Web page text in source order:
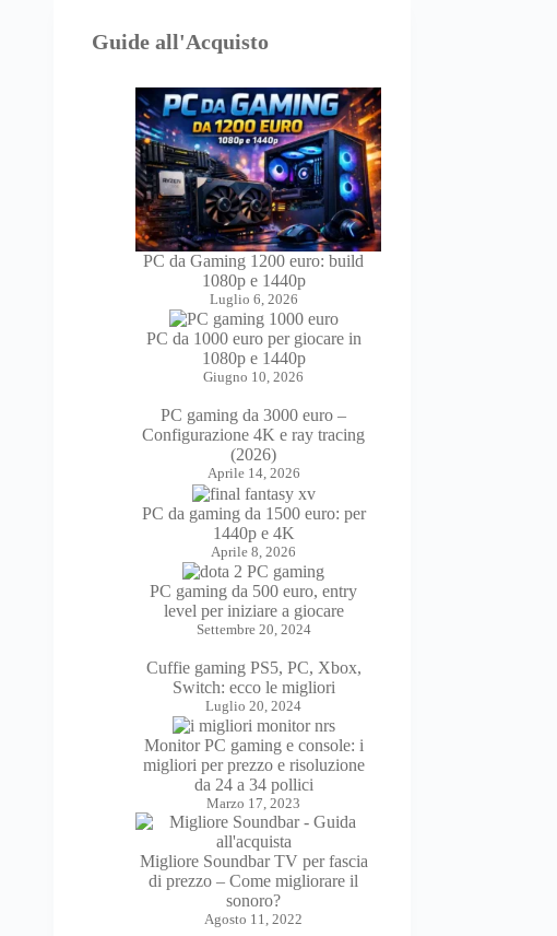
Guide all'Acquisto
PC da Gaming 1200 euro: build
1080p e 1440p
Luglio 6, 2026
PC da 1000 euro per giocare in
1080p e 1440p
Giugno 10, 2026
PC gaming da 3000 euro –
Configurazione 4K e ray tracing
(2026)
Aprile 14, 2026
PC da gaming da 1500 euro: per
1440p e 4K
Aprile 8, 2026
PC gaming da 500 euro, entry
level per iniziare a giocare
Settembre 20, 2024
Cuffie gaming PS5, PC, Xbox,
Switch: ecco le migliori
Luglio 20, 2024
Monitor PC gaming e console: i
migliori per prezzo e risoluzione
da 24 a 34 pollici
Marzo 17, 2023
Migliore Soundbar TV per fascia
di prezzo – Come migliorare il
sonoro?
Agosto 11, 2022